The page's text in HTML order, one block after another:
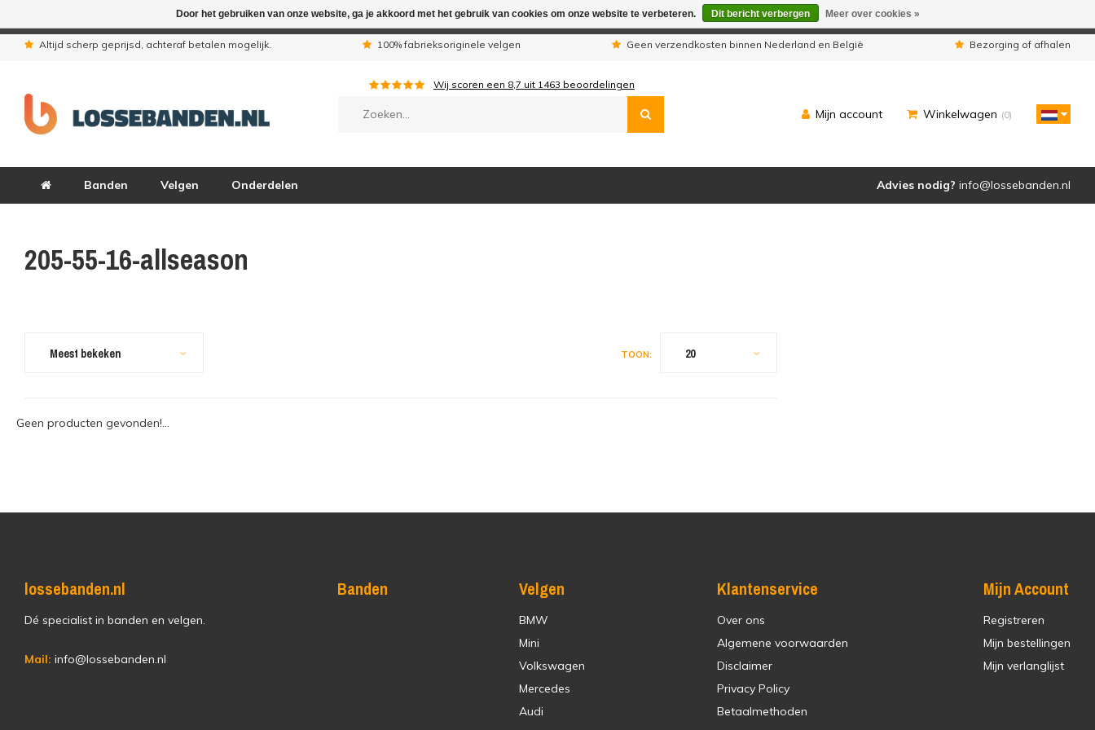
Altijd scherp geprijsd, achteraf betalen mogelijk. 100% fabrieksoriginele velgen Geen verzendkosten binnen Nederland en België Bezorging of afhalen
Wij scoren een 8,7 uit 1463 beoordelingen
Mijn account Winkelwagen (0)
Banden Velgen Onderdelen Advies nodig? info@lossebanden.nl
205-55-16-allseason
Meest bekeken TOON: 20
Geen producten gevonden!...
lossebanden.nl
Dé specialist in banden en velgen.
Mail: info@lossebanden.nl
Banden Velgen
BMW
Mini
Volkswagen
Mercedes
Audi
Klantenservice
Over ons
Algemene voorwaarden
Disclaimer
Privacy Policy
Betaalmethoden
Mijn Account
Registreren
Mijn bestellingen
Mijn verlanglijst
Door het gebruiken van onze website, ga je akkoord met het gebruik van cookies om onze website te verbeteren. Dit bericht verbergen Meer over cookies »
In verband met de zomervakantie zijn wij telefonisch niet bereikbaar. Geplaatste orders worden uitgeleverd zoals u van ons gewend bent.